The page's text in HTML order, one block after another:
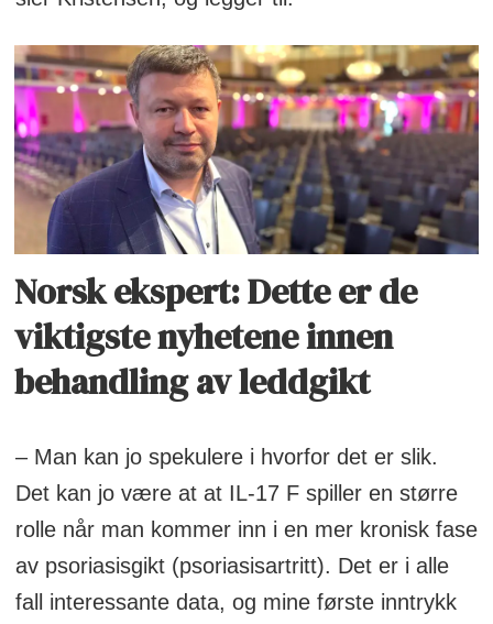
Norsk ekspert: Dette er de
viktigste nyhetene innen
behandling av leddgikt
– Man kan jo spekulere i hvorfor det er slik.
Det kan jo være at at IL-17 F spiller en større
rolle når man kommer inn i en mer kronisk fase
av psoriasisgikt (psoriasisartritt). Det er i alle
fall interessante data, og mine første inntrykk